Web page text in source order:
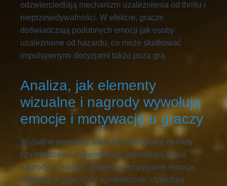
odzwierciedlają mechanizm uzależnienia od thrillu i
nieprzewidywalności. W efekcie, gracze
doświadczają podobnych emocji jak osoby
uzależnione od hazardu, co może skutkować
impulsywnymi decyzjami także poza grą.
Analiza, jak elementy
wizualne i nagrody wywołują
emocje i motywację u graczy
Wizualne elementy, takie jak błyszczące monety
czy efektowne wyświetlacze, pobudzają układ
nagrody w mózgu, wywołując pozytywne emocje.
Nagrody w grze, choć symboliczne, stymulują